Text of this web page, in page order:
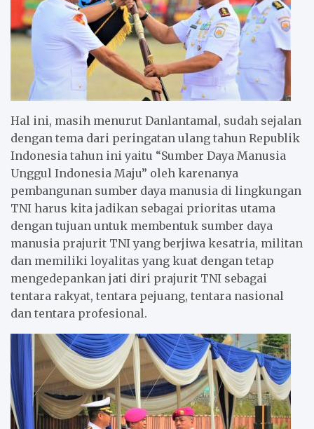
Hal ini, masih menurut Danlantamal, sudah sejalan
dengan tema dari peringatan ulang tahun Republik
Indonesia tahun ini yaitu “Sumber Daya Manusia
Unggul Indonesia Maju” oleh karenanya
pembangunan sumber daya manusia di lingkungan
TNI harus kita jadikan sebagai prioritas utama
dengan tujuan untuk membentuk sumber daya
manusia prajurit TNI yang berjiwa kesatria, militan
dan memiliki loyalitas yang kuat dengan tetap
mengedepankan jati diri prajurit TNI sebagai
tentara rakyat, tentara pejuang, tentara nasional
dan tentara profesional.